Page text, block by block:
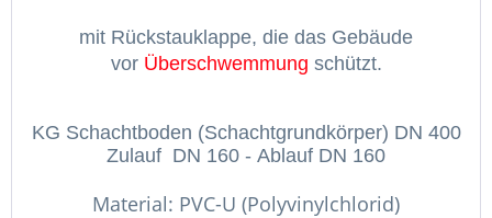
mit Rückstauklappe, die das Gebäude
vor Überschwemmung schützt.
KG Schachtboden (Schachtgrundkörper) DN 400
Zulauf DN 160 - Ablauf DN 160
Material: PVC-U (Polyvinylchlorid)